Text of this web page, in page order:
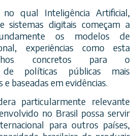
qual Inteligência Artificial,
sistemas digitais começam a
os modelos de
experiências como esta
concretos para o
de políticas públicas mais
e baseadas em evidências.
particularmente relevante
no Brasil possa servir
para outros países,